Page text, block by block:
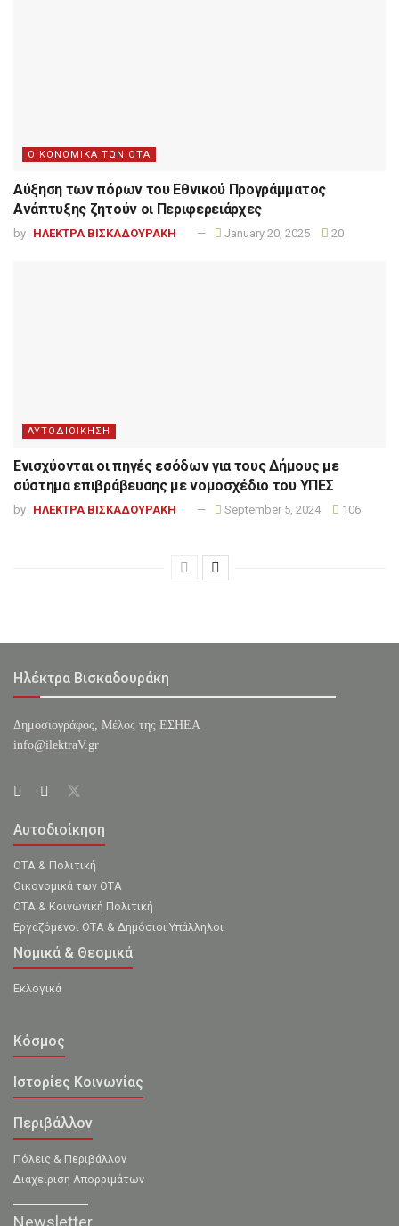
ΟΙΚΟΝΟΜΙΚΑ ΤΩΝ ΟΤΑ
Αύξηση των πόρων του Εθνικού Προγράμματος
Ανάπτυξης ζητούν οι Περιφερειάρχες
by ΗΛΕΚΤΡΑ ΒΙΣΚΑΔΟΥΡΑΚΗ January 20, 2025 20
ΑΥΤΟΔΙΟΙΚΗΣΗ
Ενισχύονται οι πηγές εσόδων για τους Δήμους με
σύστημα επιβράβευσης με νομοσχέδιο του ΥΠΕΣ
by ΗΛΕΚΤΡΑ ΒΙΣΚΑΔΟΥΡΑΚΗ September 5, 2024 106
Ηλέκτρα Βισκαδουράκη
Δημοσιογράφος, Μέλος της ΕΣHΕΑ
info@ilektraV.gr
Αυτοδιοίκηση
ΟΤΑ & Πολιτική
Οικονομικά των ΟΤΑ
ΟΤΑ & Κοινωνική Πολιτική
Εργαζόμενοι ΟΤΑ & Δημόσιοι Υπάλληλοι
Νομικά & Θεσμικά
Εκλογικά
Κόσμος
Ιστορίες Κοινωνίας
Περιβάλλον
Πόλεις & Περιβάλλον
Διαχείριση Απορριμάτων
Newsletter